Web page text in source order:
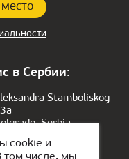
в Сербии:
Stamboliskog
Serbia
cookie и